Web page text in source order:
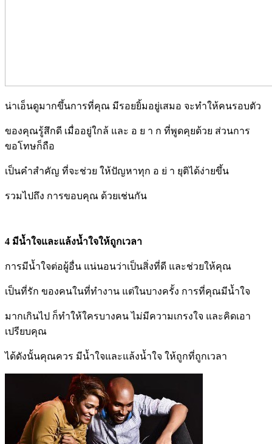
น่าเอ็นดูมากขึ้นการที่คุณ มีรอยยิ้มอยู่เสมอ จะทำให้คนรอบตัว
ของคุณรู้สึกดี เมื่ออยู่ใกล้ และ อ ย า ก ที่พูดคุยด้วย ส่วนการ
ขอโทษก็ถือ
เป็นคำสำคัญ ที่จะช่วย ให้ปัญหาทุก อ ย่ า ยุติได้ง่ายขึ้น
รวมไปถึง การขอบคุณ ด้วยเช่นกัน
4 มีน้ำใจและแล้งน้ำใจให้ถูกเวลา
การมีน้ำใจต่อผู้อื่น แน่นอนว่าเป็นสิ่งที่ดี และช่วยให้คุณ
เป็นที่รัก ของคนในที่ทำงาน แต่ในบางครั้ง การที่คุณมีน้ำใจ
มากเกินไป ก็ทำให้ใครบางคน ไม่มีความเกรงใจ และคิดเอา
เปรียบคุณ
ได้ดังนั้นคุณควร มีน้ำใจและแล้งน้ำใจ ให้ถูกที่ถูกเวลา